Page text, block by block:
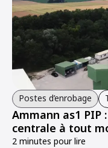
Postes d’enrobage
Ammann as1
centrale à tout
2 minutes pour lire